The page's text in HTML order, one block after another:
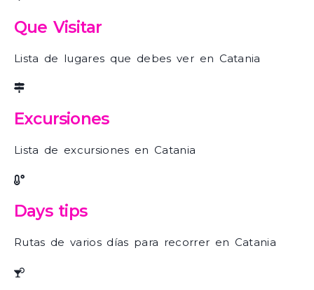
Que Visitar
Lista de lugares que debes ver en Catania
Excursiones
Lista de excursiones en Catania
Days tips
Rutas de varios días para recorrer en Catania